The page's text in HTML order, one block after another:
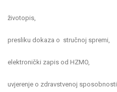
životopis,
presliku dokaza o stručnoj spremi,
elektronički zapis od HZMO,
uvjerenje o zdravstvenoj